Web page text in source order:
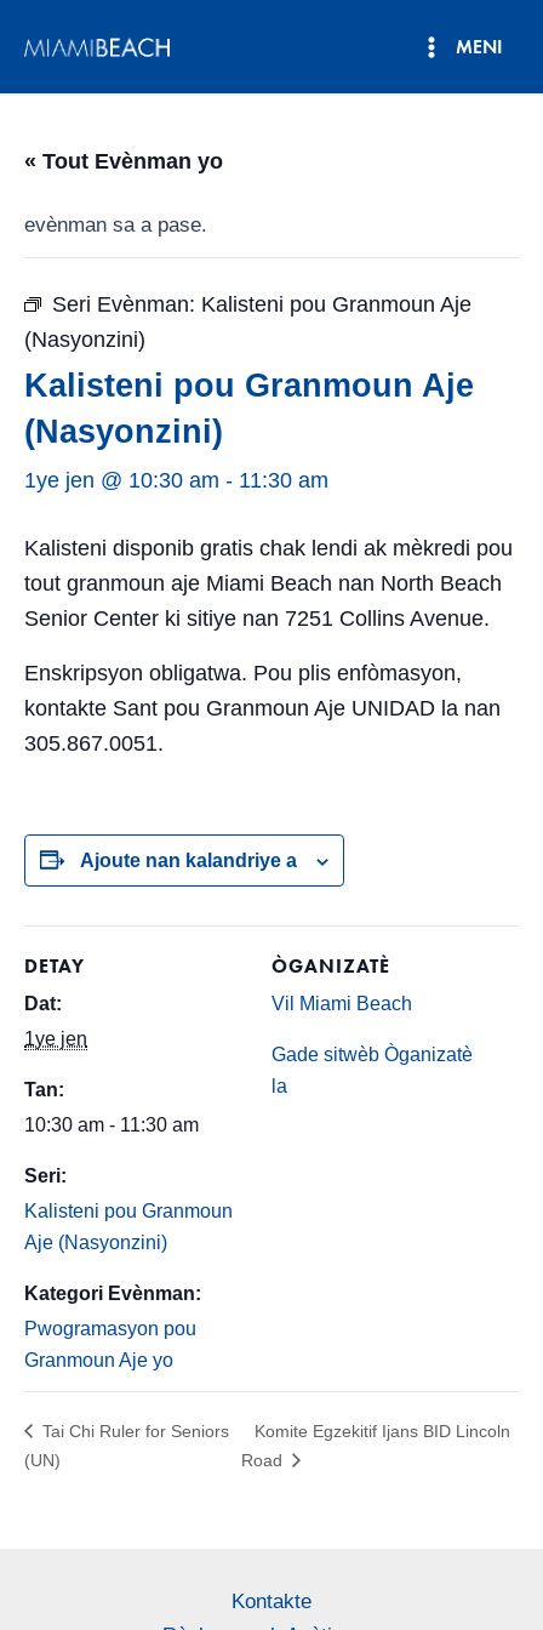
nan
MENI
« Tout Evènman yo
evènman sa a pase.
Seri Evènman: Kalisteni pou Granmoun Aje
(Nasyonzini)
Kalisteni pou Granmoun Aje
(Nasyonzini)
1ye jen @ 10:30 am - 11:30 am
Kalisteni disponib gratis chak lendi ak mèkredi pou
tout granmoun aje Miami Beach nan North Beach
Senior Center ki sitiye nan 7251 Collins Avenue.
Enskripsyon obligatwa. Pou plis enfòmasyon,
kontakte Sant pou Granmoun Aje UNIDAD la nan
305.867.0051.
Ajoute nan kalandriye a
DETAY
Dat:
1ye jen
Tan:
10:30 am - 11:30 am
Seri:
Kalisteni pou Granmoun
Aje (Nasyonzini)
Kategori Evènman:
Pwogramasyon pou
Granmoun Aje yo
ÒGANIZATÈ
Vil Miami Beach
Gade sitwèb Òganizatè
la
Tai Chi Ruler for Seniors
(UN)
Komite Egzekitif Ijans BID Lincoln
Road
Kontakte